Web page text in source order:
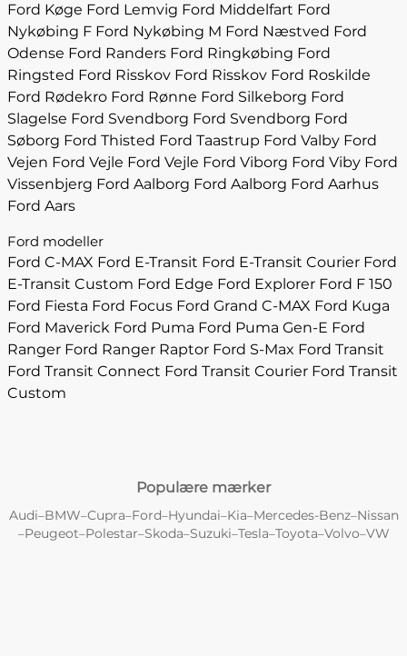
Ford Køge Ford Lemvig Ford Middelfart Ford
Nykøbing F Ford Nykøbing M Ford Næstved Ford
Odense Ford Randers Ford Ringkøbing Ford
Ringsted Ford Risskov Ford Risskov Ford Roskilde
Ford Rødekro Ford Rønne Ford Silkeborg Ford
Slagelse Ford Svendborg Ford Svendborg Ford
Søborg Ford Thisted Ford Taastrup Ford Valby Ford
Vejen Ford Vejle Ford Vejle Ford Viborg Ford Viby Ford
Vissenbjerg Ford Aalborg Ford Aalborg Ford Aarhus
Ford Aars
Ford modeller
Ford C-MAX Ford E-Transit Ford E-Transit Courier Ford
E-Transit Custom Ford Edge Ford Explorer Ford F 150
Ford Fiesta Ford Focus Ford Grand C-MAX Ford Kuga
Ford Maverick Ford Puma Ford Puma Gen-E Ford
Ranger Ford Ranger Raptor Ford S-Max Ford Transit
Ford Transit Connect Ford Transit Courier Ford Transit
Custom
Populære mærker
Audi–BMW–Cupra–Ford–Hyundai–Kia–Mercedes-Benz–Nissan
–Peugeot–Polestar–Skoda–Suzuki–Tesla–Toyota–Volvo–VW